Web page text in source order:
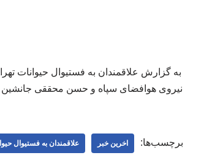
به گزارش علاقمندان به فستیوال حیوانات
نیروی هوافضای سپاه و حسن محققی جانشین
برچسب‌ها: اخرین خبر علاقمندان به فستیوال